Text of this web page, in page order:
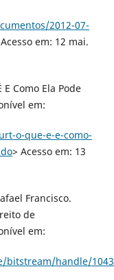
2012-07-
em: 12 mai.
Como Ela Pode
em:
o-que-e-e-como-
> Acesso em: 13
Francisco.
de
em:
handle/